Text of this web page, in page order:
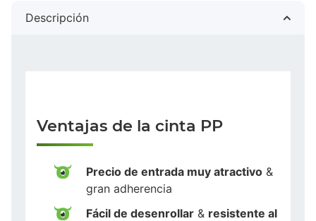
Descripción
Ventajas de la cinta PP
Precio de entrada muy atractivo &
gran adherencia
Fácil de desenrollar & resistente al